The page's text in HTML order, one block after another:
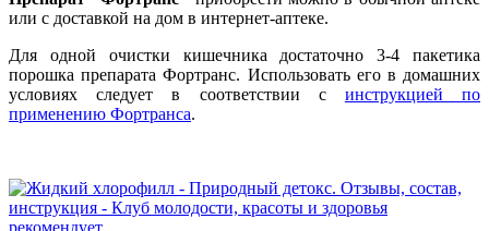
или с доставкой на дом в интернет-аптеке.
Для одной очистки кишечника достаточно 3-4 пакетика
порошка препарата Фортранс. Использовать его в домашних
условиях следует в соответствии с инструкцией по
применению Фортранса.